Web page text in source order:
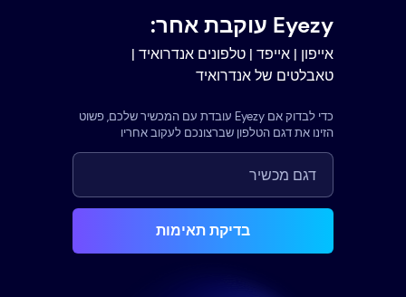
Eyezy עוקבת אחר:
אייפון | אייפד | טלפונים אנדרואיד |
טאבלטים של אנדרואיד
כדי לבדוק אם Eyezy עובדת עם המכשיר שלכם, פשוט
הזינו את דגם הטלפון שברצונכם לעקוב אחריו
בדיקת תאימות